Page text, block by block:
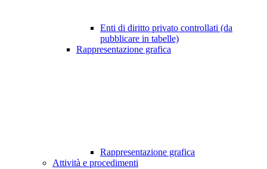
Enti di diritto privato controllati (da
pubblicare in tabelle)
Rappresentazione grafica
Rappresentazione grafica
Attività e procedimenti